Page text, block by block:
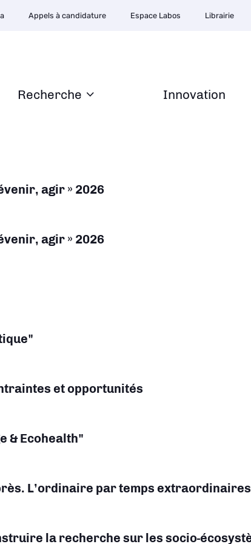
Recherche Innovation
Appels à candidature Espace Labos Librairie
agir » 2026
agir » 2026
et opportunités
& Ecohealth"
L’ordinaire par temps extraordinaires
la recherche sur les socio-